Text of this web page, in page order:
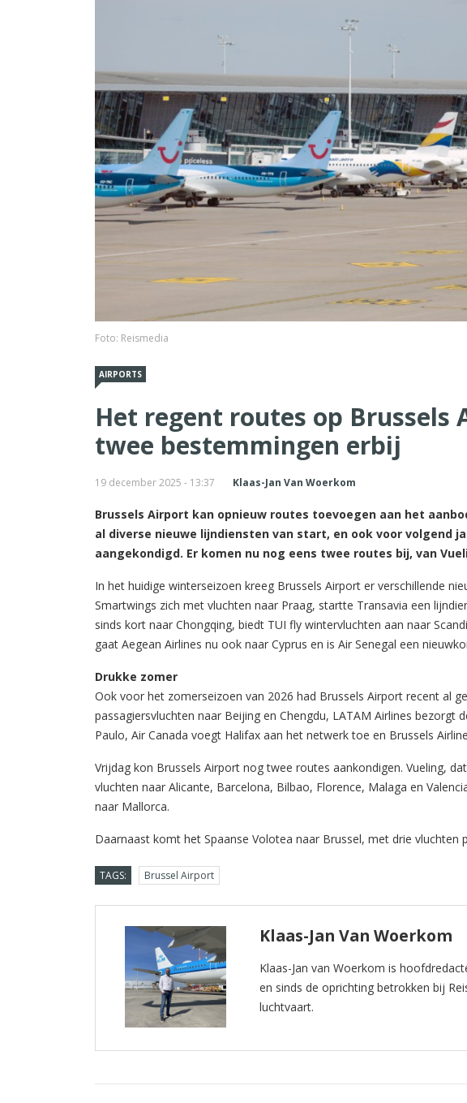
Foto: Reismedia
AIRPORTS
Het regent routes op Brussels
twee bestemmingen erbij
19 december 2025 - 13:37 Klaas-Jan Van Woerkom
Brussels Airport kan opnieuw routes toevoegen aan het
al diverse nieuwe lijndiensten van start, en ook voor volgend
aangekondigd. Er komen nu nog eens twee routes bij, van
In het huidige winterseizoen kreeg Brussels Airport er verschillende
Smartwings zich met vluchten naar Praag, startte Transavia een
sinds kort naar Chongqing, biedt TUI fly wintervluchten aan naar
gaat Aegean Airlines nu ook naar Cyprus en is Air Senegal een
Drukke zomer
Ook voor het zomerseizoen van 2026 had Brussels Airport recent al
passagiersvluchten naar Beijing en Chengdu, LATAM Airlines bezorgt
Paulo, Air Canada voegt Halifax aan het netwerk toe en Brussels
Vrijdag kon Brussels Airport nog twee routes aankondigen. Vueling,
vluchten naar Alicante, Barcelona, Bilbao, Florence, Malaga en
naar Mallorca.
Daarnaast komt het Spaanse Volotea naar Brussel, met drie vluchten
TAGS: Brussel Airport
Klaas-Jan Van Woerkom
Klaas-Jan van Woerkom is
en sinds de oprichting betrokken bij
luchtvaart.